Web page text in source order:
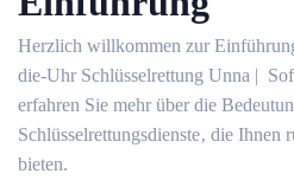
Herzlich willkommen zur
die-Uhr Schlüsselrettung Unna |
erfahren Sie mehr über die
Schlüsselrettungsdienste‚ die
bieten.​